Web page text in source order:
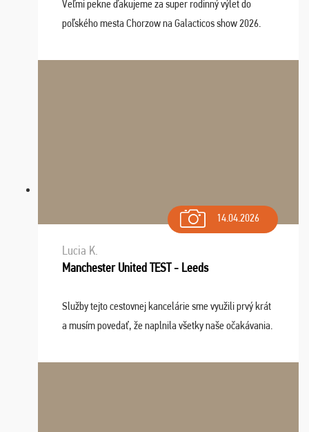
Veľmi pekne ďakujeme za super rodinný výlet do
poľského mesta Chorzow na Galacticos show 2026.
Navštívili sme aj zábavný park Legendia, previe ...
14.04.2026
Lucia K.
Manchester United TEST - Leeds
Služby tejto cestovnej kancelárie sme využili prvý krát
a musím povedať, že naplnila všetky naše očakávania.
dispozícii nonstop (milí, profesionálni ...